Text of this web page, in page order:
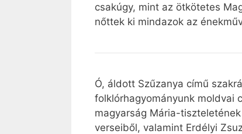
csakúgy, mint az ötkötetes
nőttek ki mindazok az
Ó, áldott Szűzanya című
folklórhagyományunk moldvai
magyarság Mária-
verseiből, valamint Erdélyi